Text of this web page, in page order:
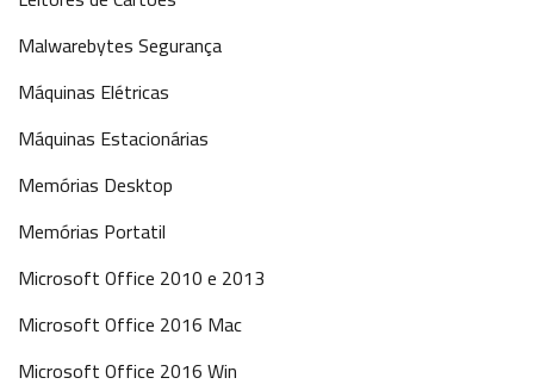
Malwarebytes Segurança
Máquinas Elétricas
Máquinas Estacionárias
Memórias Desktop
Memórias Portatil
Microsoft Office 2010 e 2013
Microsoft Office 2016 Mac
Microsoft Office 2016 Win